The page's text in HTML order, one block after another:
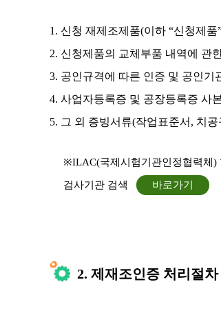
1. 신청 재제조제품(이하 “신청제
2. 신청제품의 교체부품 내역에 관
3. 공인규격에 따른 인증 및 공인기
4. 사업자등록증 및 공장등록증 사
5. 그 외 증빙서류(작업표준서, 치
※ILAC(국제시험기관인정협력체)
검사기관 검색 바로가기
2. 제재조인증 처리절차